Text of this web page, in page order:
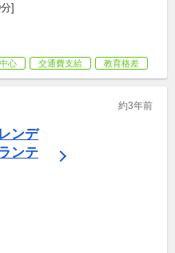
]
心 交通費支給 教育格差
約3年前
ンデ
ンテ